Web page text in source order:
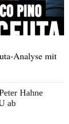
Analyse mit
Hahne
ab